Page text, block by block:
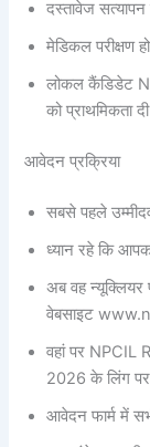
दस्तावेज सत्यापन
मेडिकल परीक्षण
लोकल कैंडिडेट
को प्राथमिकता
आवेदन प्रक्रिया
सबसे पहले
ध्यान रहे कि
अब वह न्यूक्लियर
वेबसाइट
वहां पर
2026 के लिंग
आवेदन फार्म में